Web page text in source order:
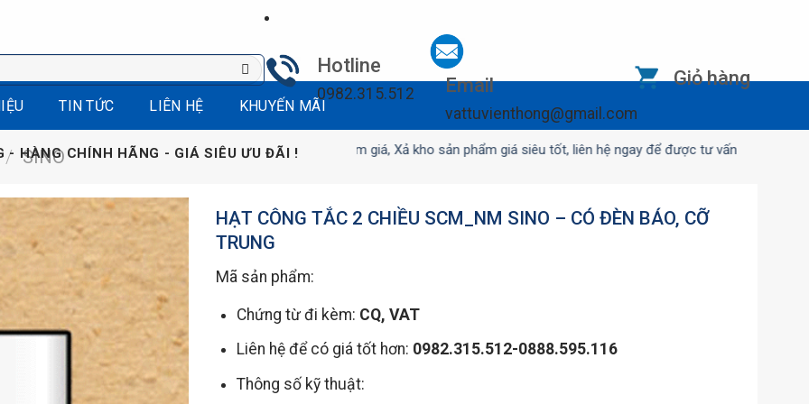
Hotline
0982.315.512 Email
vattuvienthong@gmail.com
Giỏ hàng
- HÀNG CHÍNH HÃNG - GIÁ SIÊU ƯU ĐÃI !Giảm giá, Xả kho sản phẩm giá siêu tốt, liên hệ ngay để được tư vấn
TIN TỨC LIÊN HỆ KHUYẾN MÃI
/ SINO
HẠT CÔNG TẮC 2 CHIỀU SCM_NM SINO – CÓ ĐÈN BÁO, CỠ
TRUNG
Mã sản phẩm:
Chứng từ đi kèm: CQ, VAT
Liên hệ để có giá tốt hơn: 0982.315.512-0888.595.116
Thông số kỹ thuật: